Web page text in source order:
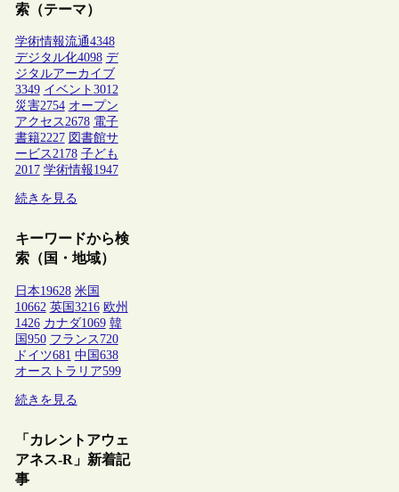
索（テーマ）
学術情報流通4348
デジタル化4098 デ
ジタルアーカイブ
3349 イベント 3012
災害2754 オープン
アクセス2678 電子
書籍2227 図書館サ
ービス2178 子ども
2017 学術情報1947
続きを見る
キーワードから検
索（国・地域）
日本19628 米国
10662 英国 3216 欧州
1426 カナダ1069 韓
国 950 フランス 720
ドイツ681 中国 638
オーストラリア599
続きを見る
「カレントアウェ
アネス-R」新着記
事